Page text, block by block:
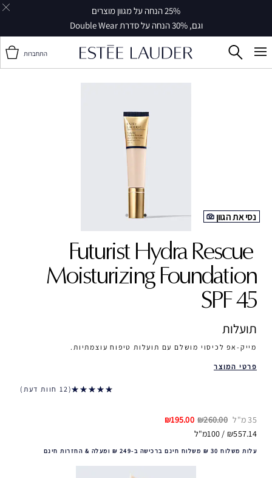
25% הנחה על מגוון מוצרים
וגם, 30% הנחה על סדרת Double Wear
התחברות
נסי את הגוון
Futurist Hydra Rescue ‎
Moisturizing Foundation
SPF 45
תועלות
מייק-אפ לכיסוי מושלם עם תועלות טיפוח עוצמתיות.
פרטי המוצר
12 חוות דעת
35 מ"ל ₪260.00
₪195.00
₪557.14 / 100מ"ל
עלות משלוח 30 ₪ משלוח חינם ברכישה ב-249 ₪ ומעלה & החזרות חינם